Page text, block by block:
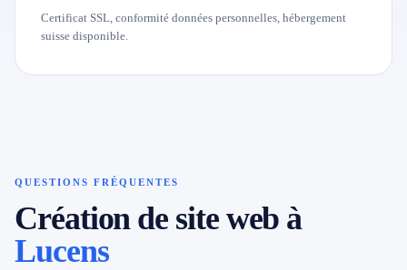
Certificat SSL, conformité données personnelles, hébergement
suisse disponible.
QUESTIONS FRÉQUENTES
Création de site web à
Lucens